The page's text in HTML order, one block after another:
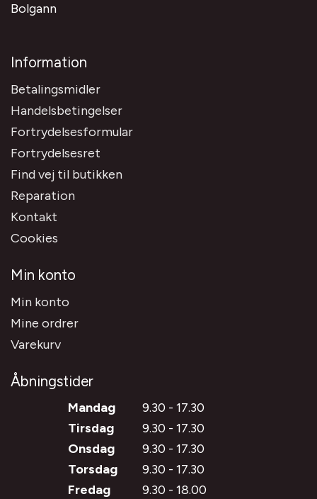
Bolgann
Information
Betalingsmidler
Handelsbetingelser
Fortrydelsesformular
Fortrydelsesret
Find vej til butikken
Reparation
Kontakt
Cookies
Min konto
Min konto
Mine ordrer
Varekurv
Åbningstider
Mandag
9.30 - 17.30
Tirsdag
9.30 - 17.30
Onsdag
9.30 - 17.30
Torsdag
9.30 - 17.30
Fredag
9.30 - 18.00